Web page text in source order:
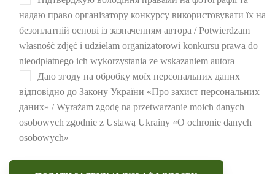
надаю право організатору конкурсу використовувати їх на
безоплатній основі із зазначенням автора / Potwierdzam
własność zdjęć i udzielam organizatorowi konkursu prawa do
nieodpłatnego ich wykorzystania ze wskazaniem autora
Даю згоду на обробку моїх персональних даних
відповідно до Закону України «Про захист персональних
даних» / Wyrażam zgodę na przetwarzanie moich danych
osobowych zgodnie z Ustawą Ukrainy «O ochronie danych
osobowych»